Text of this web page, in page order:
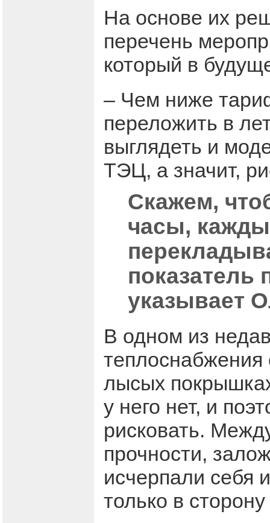
На основе их
перечень
который в
– Чем ниже
переложить в
выглядеть и
ТЭЦ, а значит,
Скажем,
часы,
показатель
указывает
В одном из
теплоснабжения
лысых
у него нет, и
рисковать.
прочности,
исчерпали себя
только в